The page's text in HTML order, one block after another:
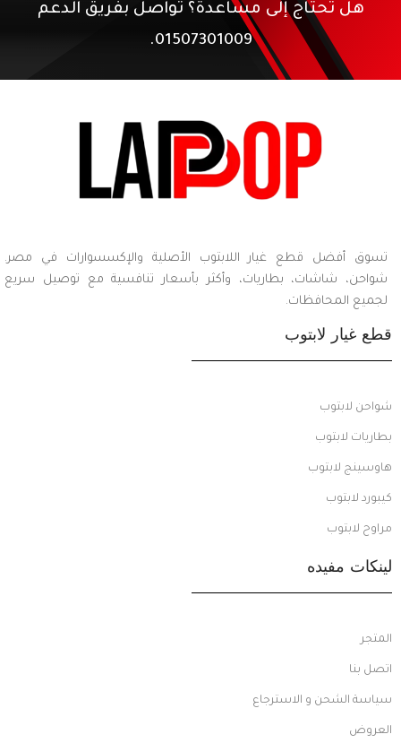
هل تحتاج إلى مساعدة؟ تواصل بفريق الدعم
01507301009.
تسوق أفضل قطع غيار اللابتوب الأصلية والإكسسوارات في مصر.
شواحن، شاشات، بطاريات، وأكثر بأسعار تنافسية مع توصيل سريع
لجميع المحافظات.
قطع غيار لابتوب
شواحن لابتوب
بطاريات لابتوب
هاوسينج لابتوب
كيبورد لابتوب
مراوح لابتوب
لينكات مفيده
المتجر
اتصل بنا
سياسة الشحن و الاسترجاع
العروض